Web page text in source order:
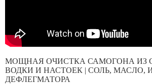
МОЩНАЯ ОЧИСТКА САМОГОНА ИЗ
ВОДКИ И НАСТОЕК | СОЛЬ, МАСЛО,
ДЕФЛЕГМАТОРА